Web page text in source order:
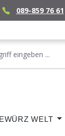
089-859 76 61
WELT